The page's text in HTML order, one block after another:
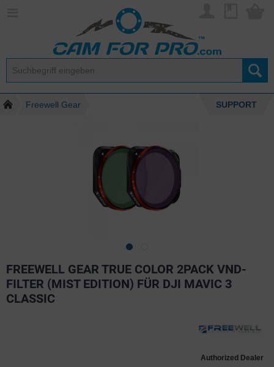
Freewell Gear SUPPORT
FREEWELL GEAR TRUE COLOR 2PACK VND-
FILTER (MIST EDITION) FÜR DJI MAVIC 3
CLASSIC
Authorized Dealer